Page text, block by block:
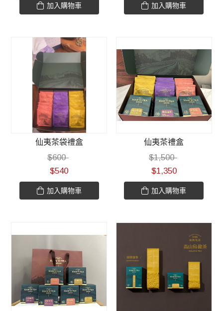
加入購物車 加入購物車
仙夷茶袋禮盒
$600
$540
加入購物車
仙夷茶禮盒
$1,500
$1,350
加入購物車